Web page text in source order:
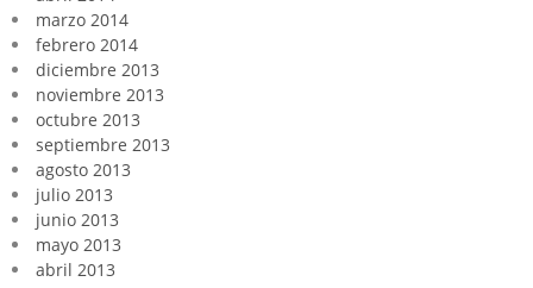
marzo 2014
febrero 2014
diciembre 2013
noviembre 2013
octubre 2013
septiembre 2013
agosto 2013
julio 2013
junio 2013
mayo 2013
abril 2013